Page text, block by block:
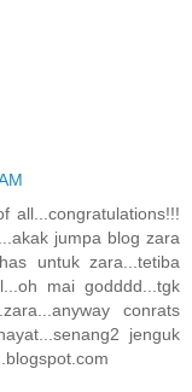
all...congratulations!!!
jumpa blog zara
untuk zara...tetiba
mai godddd...tgk
conrats
jenguk